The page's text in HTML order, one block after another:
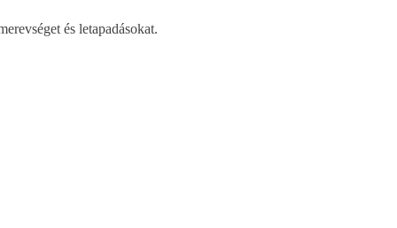
és letapadásokat.